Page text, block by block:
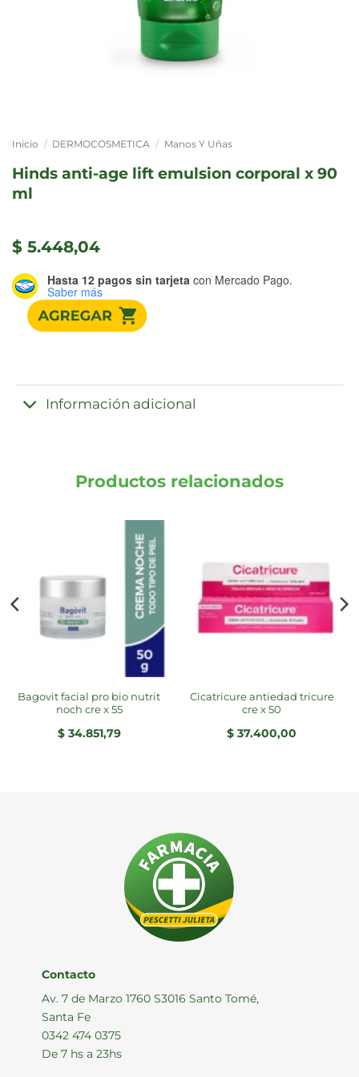
Inicio / DERMOCOSMETICA / Manos Y Uñas
hinds anti-age lift emulsion corporal x 90
ml
$ 5.448,04
Hasta 12 pagos sin tarjeta con Mercado Pago.
Saber más
Información adicional
Productos relacionados
bagovit facial pro bio nutrit
noch cre x 55
$34.851,79
cicatricure antiedad tricure
cre x 50
$ 37.400,00
Contacto
Av. 7 de Marzo 1760 S3016 Santo Tomé,
Santa Fe
0342 474 0375
De 7 hs a 23hs